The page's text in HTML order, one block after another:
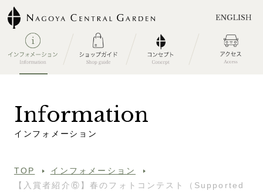
Information
イ ンフ ォ メ ーシ ョ ン
TOP
インフォメーション
【入賞者紹介⑥】春のフォトコンテスト（Supported